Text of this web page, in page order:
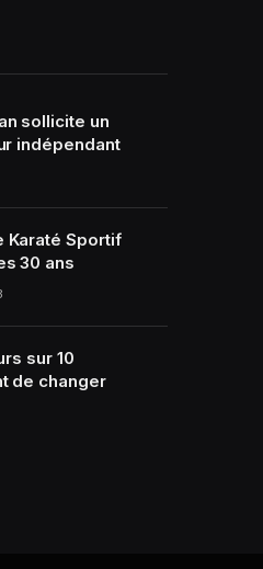
sollicite un
indépendant
Karaté Sportif
30 ans
sur 10
de changer